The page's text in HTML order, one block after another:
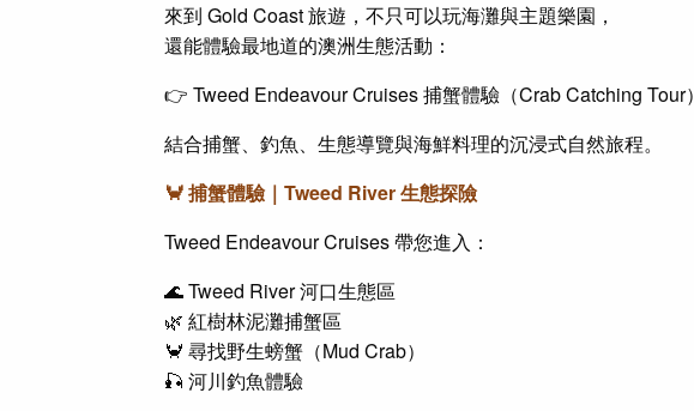
來到 Gold Coast 旅遊，不只可以玩海灘與主題樂園，
還能體驗最地道的澳洲生態活動：
👉 Tweed Endeavour Cruises 捕蟹體驗（Crab Catching Tour）
結合捕蟹、釣魚、生態導覽與海鮮料理的沉浸式自然旅程。
🦀 捕蟹體驗｜Tweed River 生態探險
Tweed Endeavour Cruises 帶您進入：
🌊 Tweed River 河口生態區
🌿 紅樹林泥灘捕蟹區
🦀 尋找野生螃蟹（Mud Crab）
🎣 河川釣魚體驗